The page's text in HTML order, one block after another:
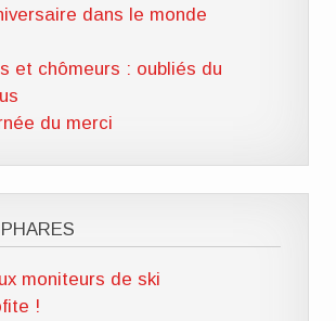
dans le monde
et chômeurs : oubliés du
du merci
moniteurs de ski
!